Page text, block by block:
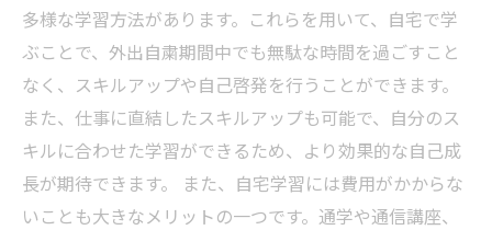
多様な学習方法があります。これらを用いて、自宅で学
ぶことで、外出自粛期間中でも無駄な時間を過ごすこと
なく、スキルアップや自己啓発を行うことができます。
また、仕事に直結したスキルアップも可能で、自分のス
キルに合わせた学習ができるため、より効果的な自己成
長が期待できます。 また、自宅学習には費用がかからな
いことも大きなメリットの一つです。通学や通信講座、